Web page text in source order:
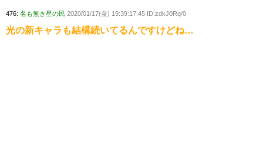
476: 名も無き星の民 2020/01/17(金) 19:39:17.45 ID:zdkJ0Rq/0
光の新キャラも結構続いてるんですけどね…